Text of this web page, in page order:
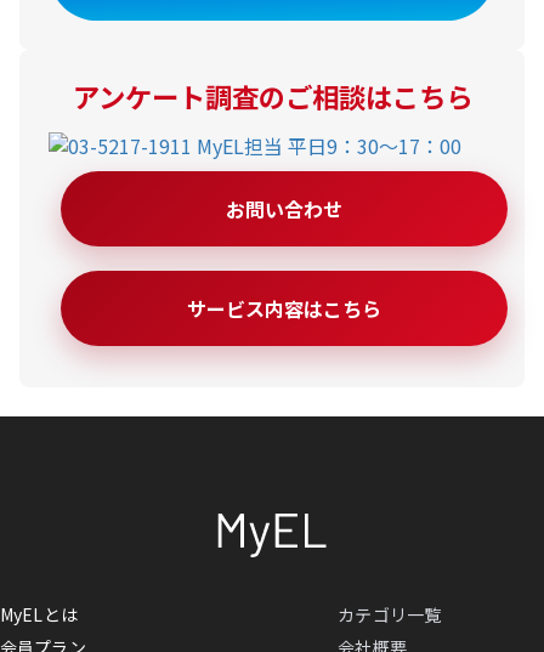
アンケート調査のご相談はこちら
お問い合わせ
サービス内容はこちら
MyELとは
カテゴリ一覧